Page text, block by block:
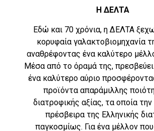
Η ΔΕΛΤΑ
Εδώ και 70 χρόνια, η ΔΕΛΤΑ
κορυφαία γαλακτοβιομηχανία
αναθρέφοντας ένα καλύτερο
Μέσα από το όραμά της, πρεσβεύει
ένα καλύτερο αύριο
προϊόντα απαράμιλλης
διατροφικής αξίας, τα οποία
πρέσβειρα της Ελληνικής
παγκοσμίως. Για ένα μέλλον